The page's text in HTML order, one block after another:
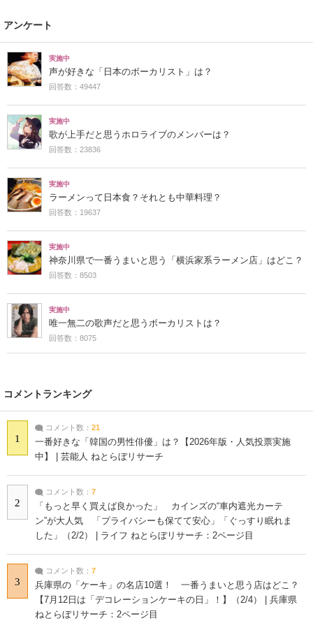
アンケート
実施中
声が好きな「日本のボーカリスト」は？
回答数：49447
実施中
歌が上手だと思うホロライブのメンバーは？
回答数：23836
実施中
ラーメンって日本食？それとも中華料理？
回答数：19637
実施中
神奈川県で一番うまいと思う「横浜家系ラーメン店」はどこ？
回答数：8503
実施中
唯一無二の歌声だと思うボーカリストは？
回答数：8075
コメントランキング
1
コメント数： 21
一番好きな「韓国の男性俳優」は？【2026年版・人気投票実施
中】 | 芸能人 ねとらぼリサーチ
2
コメント数： 7
「もっと早く買えば良かった」 カインズの“車内遮光カーテ
ン”が大人気 「プライバシーも保てて安心」「ぐっすり眠れま
した」（2/2） | ライフ ねとらぼリサーチ：2ページ目
3
コメント数： 7
兵庫県の「ケーキ」の名店10選！ 一番うまいと思う店はどこ？
【7月12日は「デコレーションケーキの日」！】（2/4） | 兵庫県
ねとらぼリサーチ：2ページ目